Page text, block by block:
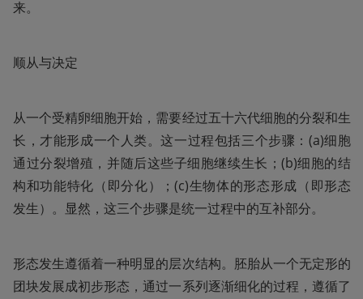
来。
顺从与决定
从一个受精卵细胞开始，需要经过五十六代细胞的分裂和生
长，才能形成一个人类。这一过程包括三个步骤：(a)细胞
通过分裂增殖，并随后这些子细胞继续生长；(b)细胞的结
构和功能特化（即分化）；(c)生物体的形态形成（即形态
发生）。显然，这三个步骤是统一过程中的互补部分。
形态发生遵循着一种明显的层次结构。胚胎从一个无定形的
团块发展成初步形态，通过一系列逐渐细化的过程，遵循了